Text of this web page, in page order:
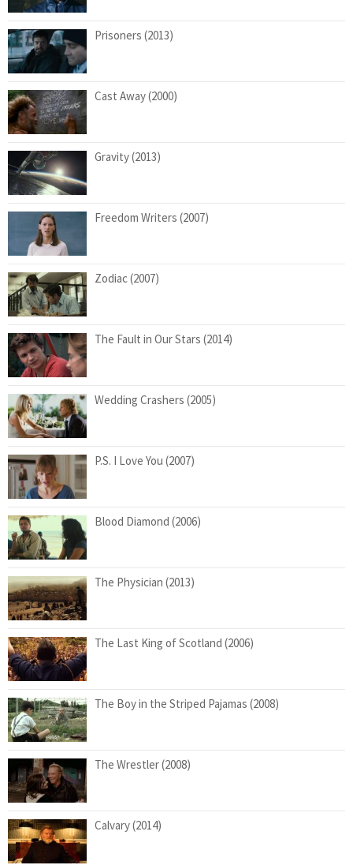
Prisoners (2013)
Cast Away (2000)
Gravity (2013)
Freedom Writers (2007)
Zodiac (2007)
The Fault in Our Stars (2014)
Wedding Crashers (2005)
P.S. I Love You (2007)
Blood Diamond (2006)
The Physician (2013)
The Last King of Scotland (2006)
The Boy in the Striped Pajamas (2008)
The Wrestler (2008)
Calvary (2014)